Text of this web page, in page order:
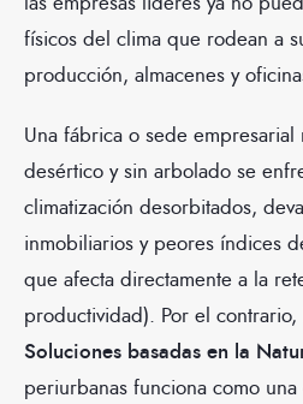
físicos del clima que rodean a
producción, almacenes y
Una fábrica o sede
desértico y sin arbolado se
climatización desorbitados,
inmobiliarios y peores índices
que afecta directamente a la
productividad). Por el
Soluciones basadas en la
periurbanas funciona como